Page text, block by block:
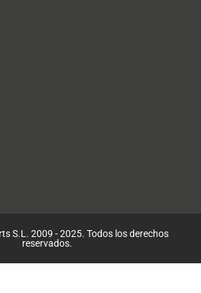
S.L. 2009 - 2025. Todos los derechos
reservados.